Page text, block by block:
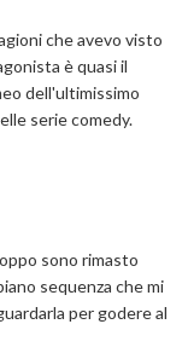
che avevo visto
è quasi il
dell'ultimissimo
serie comedy.
sono rimasto
sequenza che mi
per godere al